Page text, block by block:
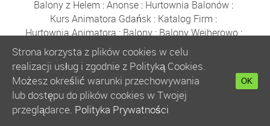
Balony z Helem :Anonse : Hurtownia Balonów :
Kurs Animatora Gdańsk : Katalog Firm :
Hurtownia Animatora:Balony:Balony Wejherowo:
Akademia Animatora
: Balony Warszawa
Bańki Mydlane
: Hurtownia Balonów Balony Reda
Gdynia :Sklep z Balonami Rumia:Boże Narodzenie:
Balony Poznań:Zabawki:Balony Kraków
Balony Wrocław:Balony Łódź :Kurs Animatora
Kurs Animatora Online:Polecany Sklep
Strona korzysta z plików cookies w celu
realizacji usług i zgodnie z Polityką Cookies.
Możesz określić warunki przechowywania
lub dostępu do plików cookies w Twojej
przeglądarce. Polityka Prywatności
OK